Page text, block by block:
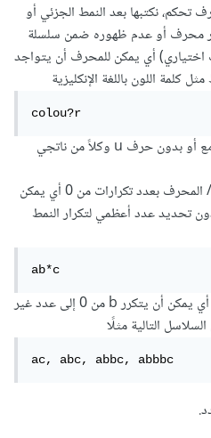
نكتبها بعد النمط الجزئي أو
محرف أو عدم ظهوره ضمن سلسلة
أي يمكن للمحرف أن يتواجد
colou?r
حيث يمكن كتابتها بشكلين مع أو بدون حرف u وكلاً من ناتجي
النجمة * تقبل وجود النمط / المحرف بعدد تكرارات من 0 أي يمكن
تحديد عدد أعظمي لتكرار النمط
ab*c
ووجود النجمة بعد حرف b أي يمكن أن يتكرر b من 0 إلى عدد غير
التالية مثلًا
ac, abc, abbc, abbbc